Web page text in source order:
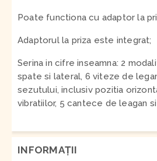
Poate functiona cu adaptor la
Adaptorul la priza este integrat;
Serina in cifre inseamna: 2
spate si lateral, 6 viteze de
sezutului, inclusiv pozitia
vibratiilor, 5 cantece de leagan
INFORMAŢII